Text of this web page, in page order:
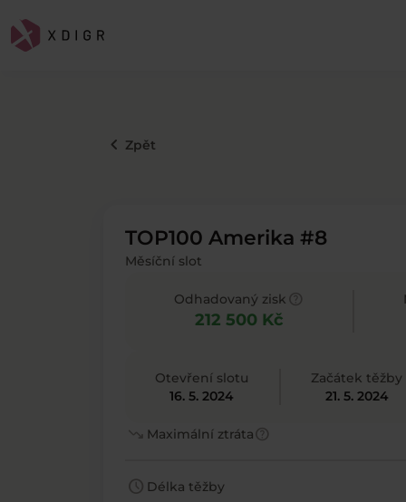
keyboard_arrow_left Zpět
TOP100 Amerika #8
Měsíční slot
Odhadovaný zisk
212 500 Kč
Otevření slotu
16. 5. 2024
Začátek těžby
21. 5. 2024
trending_down Maximální ztrátahelp
schedule Délka těžby